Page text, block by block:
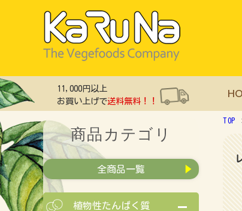
11,000円以上
お買い上げで送料無料！！
TOP
商品カテゴリ
全商品一覧
植物性たんぱく質